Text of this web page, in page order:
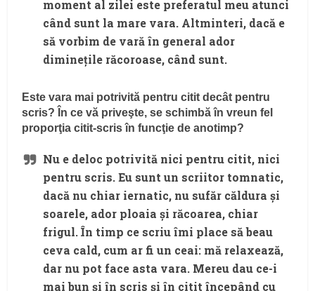
moment al zilei este preferatul meu atunci
când sunt la mare vara. Altminteri, dacă e
să vorbim de vară în general ador
diminețile răcoroase, când sunt.
Este vara mai potrivită pentru citit decât pentru
scris? În ce vă priveşte, se schimbă în vreun fel
proporţia citit-scris în funcţie de anotimp?
Nu e deloc potrivită nici pentru citit, nici
pentru scris. Eu sunt un scriitor tomnatic,
dacă nu chiar iernatic, nu sufăr căldura și
soarele, ador ploaia și răcoarea, chiar
frigul. În timp ce scriu îmi place să beau
ceva cald, cum ar fi un ceai: mă relaxează,
dar nu pot face asta vara. Mereu dau ce-i
mai bun și în scris și în citit începând cu